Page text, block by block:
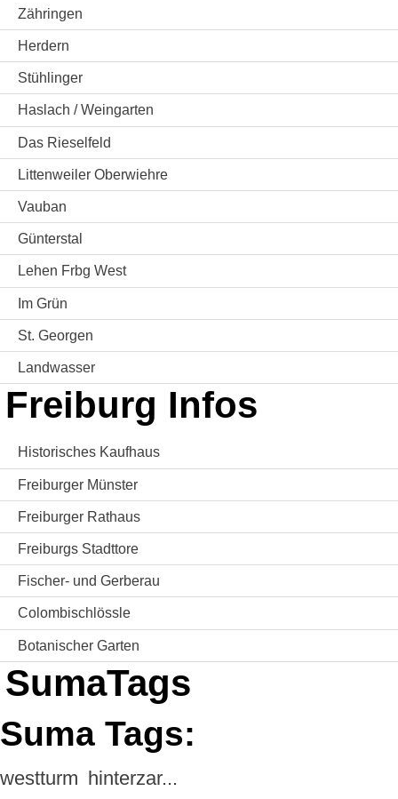
Zähringen
Herdern
Stühlinger
Haslach / Weingarten
Das Rieselfeld
Littenweiler Oberwiehre
Vauban
Günterstal
Lehen Frbg West
Im Grün
St. Georgen
Landwasser
Freiburg Infos
Historisches Kaufhaus
Freiburger Münster
Freiburger Rathaus
Freiburgs Stadttore
Fischer- und Gerberau
Colombischlössle
Botanischer Garten
SumaTags
Suma Tags:
westturm hinterzar...